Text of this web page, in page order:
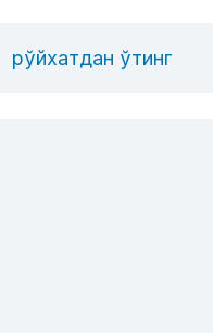
рўйхатдан ўтинг